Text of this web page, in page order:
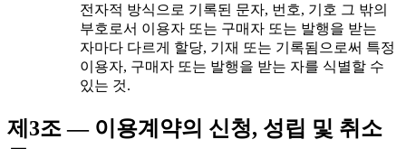
전자적 방식으로 기록된 문자, 번호, 기호 그 밖의
부호로서 이용자 또는 구매자 또는 발행을 받는
자마다 다르게 할당, 기재 또는 기록됨으로써 특정
이용자, 구매자 또는 발행을 받는 자를 식별할 수
있는 것.
제3조 — 이용계약의 신청, 성립 및 취소